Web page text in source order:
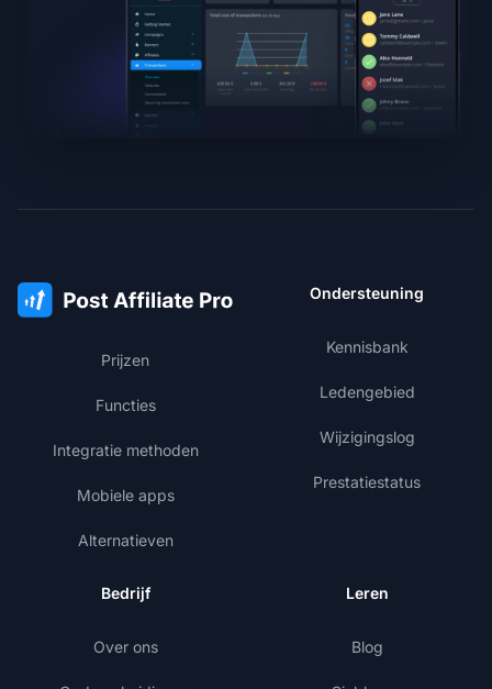
Prijzen
Functies
Integratie methoden
Mobiele apps
Alternatieven
Ondersteuning
Kennisbank
Ledengebied
Wijzigingslog
Prestatiestatus
Bedrijf
Over ons
Leren
Blog